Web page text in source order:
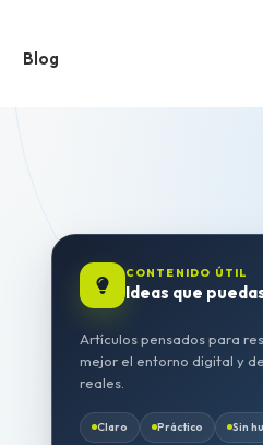
Blog
CONTENIDO ÚTIL
Ideas que
Artículos pensados para
mejor el entorno digital y
reales.
Claro Práctico Sin